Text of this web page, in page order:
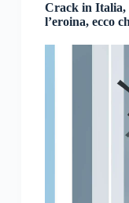
Crack in Italia,
l’eroina, ecco